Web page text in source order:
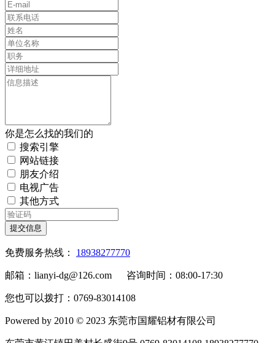
你是怎么找的我们的
搜索引擎
网站链接
朋友介绍
电视广告
其他方式
提交信息
免费服务热线： 18938277770
邮箱：lianyi-dg@126.com 咨询时间：08:00-17:30
您也可以拨打：0769-83014108
Powered by 2010 © 2023 东莞市国耀铝材有限公司